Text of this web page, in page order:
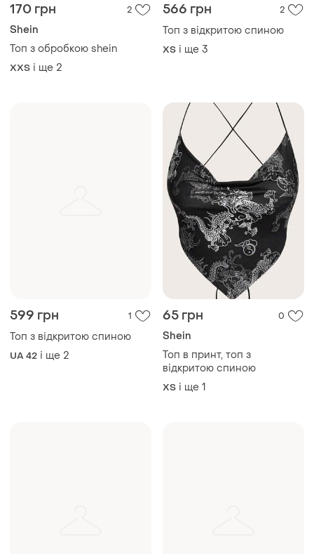
170 грн 2
Shein
Топ з обробкою shein
XХS і ще 2
566 грн 2
Топ з відкритою спиною
ХS і ще 3
599 грн 1
Топ з відкритою спиною
UA 42 і ще 2
65 грн 0
Shein
Топ в принт, топ з
відкритою спиною
ХS і ще 1